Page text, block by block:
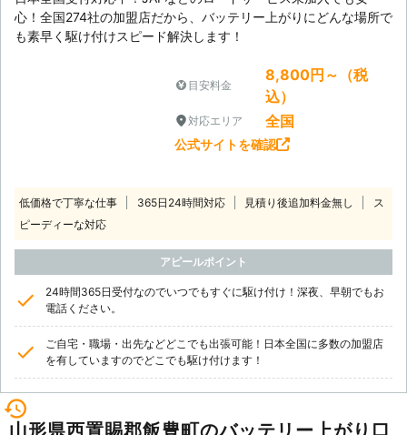
心！全国274社の加盟店だから、バッテリー上がりにどんな場所で
も素早く駆け付けスピード解決します！
目安料金
8,800円～（税
込）
対応エリア 全国
公式サイトを確認
低価格で丁寧な仕事 365日24時間対応 見積り後追加料金無し
ス
ピーディーな対応
アピールポイント
24時間365日受付なのでいつでもすぐに駆け付け！深夜、早朝でもお
電話ください。
ご自宅・職場・出先などどこでも出張可能！日本全国に多数の加盟店
を有していますのでどこでも駆け付けます！
山形県西置賜郡飯豊町のバッテリー上がり口